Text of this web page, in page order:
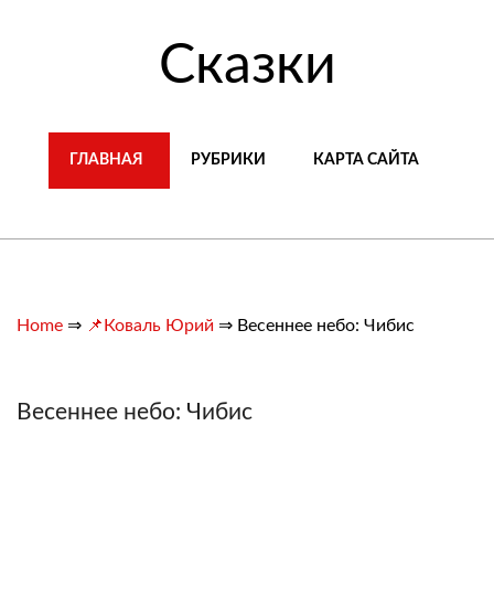
Сказки
ГЛАВНАЯ РУБРИКИ КАРТА САЙТА
Home ⇒ 📌Коваль Юрий ⇒ Весеннее небо: Чибис
Весеннее небо: Чибис